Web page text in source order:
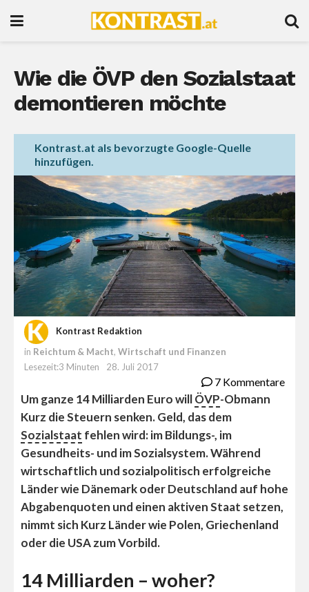
Wie die ÖVP den Sozialstaat
demontieren möchte
Kontrast.at als bevorzugte Google-Quelle
hinzufügen.
Kontrast Redaktion
in Reichtum & Macht, Wirtschaft und Finanzen
Lesezeit:3 Minuten
28. Juli 2017
7 Kommentare
Um ganze 14 Milliarden Euro willÖVP-Obmann
Kurz die Steuern senken. Geld, das dem
Sozialstaat fehlen wird: im Bildungs-, im
Gesundheits- und im Sozialsystem. Während
wirtschaftlich und sozialpolitisch erfolgreiche
Länder wie Dänemark oder Deutschland auf hohe
Abgabenquoten und einen aktiven Staat setzen,
nimmt sich Kurz Länder wie Polen, Griechenland
oder die USA zum Vorbild.
14 Milliarden – woher?